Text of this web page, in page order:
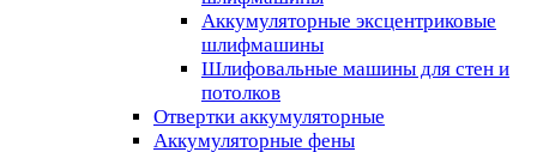
Аккумуляторные эксцентриковые
шлифмашины
Шлифовальные машины для стен и
потолков
Отвертки аккумуляторные
Аккумуляторные фены